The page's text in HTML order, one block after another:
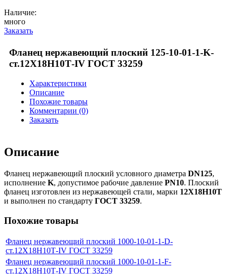
Наличие:
много
Заказать
Фланец нержавеющий плоский 125-10-01-1-K-
ст.12Х18Н10Т-IV ГОСТ 33259
Характеристики
Описание
Похожие товары
Комментарии (0)
Заказать
Описание
Фланец нержавеющий плоский условного диаметра DN125,
исполнение K, допустимое рабочие давление PN10. Плоский
фланец изготовлен из нержавеющей стали, марки 12Х18Н10Т
и выполнен по стандарту ГОСТ 33259.
Похожие товары
Фланец нержавеющий плоский 1000-10-01-1-D-
ст.12Х18Н10Т-IV ГОСТ 33259
Фланец нержавеющий плоский 1000-10-01-1-F-
ст.12Х18Н10Т-IV ГОСТ 33259